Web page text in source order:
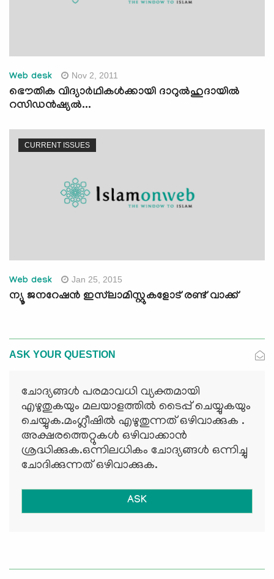
Web desk Nov 2, 2011
ഭൌതിക വിദ്യാര്‍ഥികള്‍ക്കായി ദാറുല്‍ഹുദായില്‍
റസിഡന്‍ഷ്യല്‍...
CURRENT ISSUES
Web desk Jan 25, 2015
ന്യൂ ജനറേഷന്‍ ഇസ്‍ലാമിസ്റ്റുകളോട് രണ്ട് വാക്ക്
ASK YOUR QUESTION
ചോദ്യങ്ങള്‍ പരമാവധി വ്യക്തമായി
എഴുതുകയും മലയാളത്തില്‍ ടൈപ്പ് ചെയ്യുകയും
ചെയ്യുക.മംഗ്ലീഷില്‍ എഴുതുന്നത് ഒഴിവാക്കുക .
അക്ഷരത്തെറ്റുകള്‍ ഒഴിവാക്കാന്‍
ശ്രദ്ധിക്കുക.ഒന്നിലധികം ചോദ്യങ്ങള്‍ ഒന്നിച്ചു
ചോദിക്കുന്നത് ഒഴിവാക്കുക.
ASK